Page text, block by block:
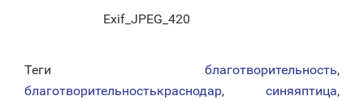
Exif_JPEG_420
Теги благотворительность,
благотворительностькраснодар, синяяптица,